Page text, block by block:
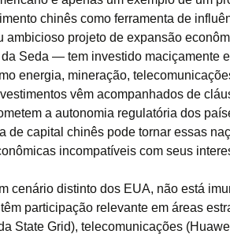
chinês como ferramenta de
ambicioso projeto de expansão
Seda — tem investido maciçamente
energia, mineração,
vêm acompanhados de
a autonomia regulatória dos
de capital chinês pode tornar essas
incompatíveis com seus
cenário distinto dos EUA, não está
participação relevante em áreas
State Grid), telecomunicações